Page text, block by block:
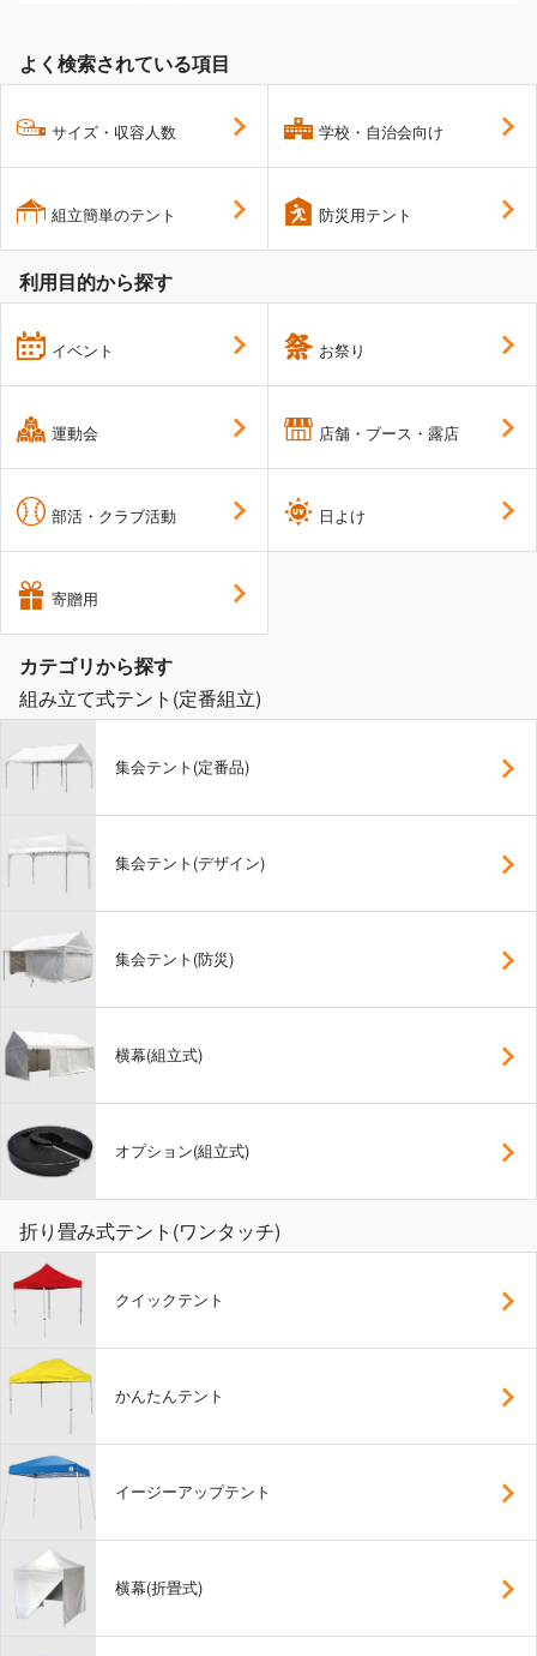
よく検索されている項目
サイズ・収容人数
組立簡単のテント
学校・自治会向け
防災用テント
利用目的から探す
イベント
運動会
部活・クラブ活動
寄贈用
お祭り
店舗・ブース・露店
日よけ
カテゴリから探す
組み立て式テント(定番組立)
集会テント(定番品)
集会テント(デザイン)
集会テント(防災)
横幕(組立式)
オプション(組立式)
折り畳み式テント(ワンタッチ)
クイックテント
かんたんテント
イージーアップテント
横幕(折畳式)